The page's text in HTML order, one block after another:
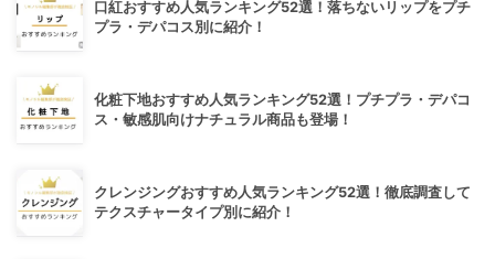
口紅おすすめ人気ランキング52選！落ちないリップをプチ
プラ・デパコス別に紹介！
化粧下地おすすめ人気ランキング52選！プチプラ・デパコ
ス・敏感肌向けナチュラル商品も登場！
クレンジングおすすめ人気ランキング52選！徹底調査して
テクスチャータイプ別に紹介！